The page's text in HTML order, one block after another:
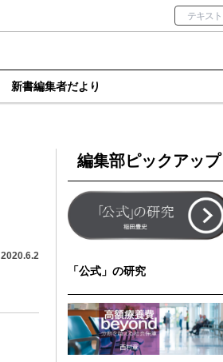
新書編集者だより
2020.6.2
編集部ピックアップ
「公式」の研究